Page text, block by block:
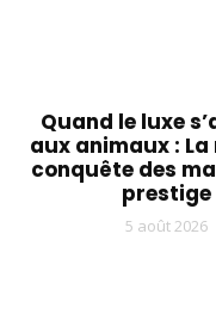
Quand le luxe
aux animaux :
conquête des
prestige
5 août 2026